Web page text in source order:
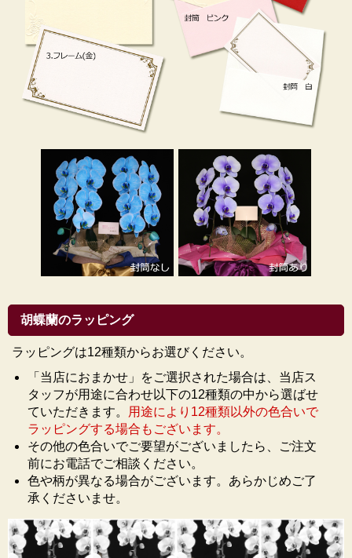
傷める可能性がありますので、お贈り先に直送される
ことをおすすめいたします。
胡蝶蘭のラッピング
ラッピングは12種類からお選びください。
「当店におまかせ」をご選択された場合は、当店ス
タッフが用途に合わせ以下の12種類の中から選ばせ
ていただきます。 用途により12種類以外の色合いで
ラッピングする場合もございます。
その他の色合いでご要望がございましたら、ご注文
前にお電話でご相談ください。
色や柄が異なる場合がございます。あらかじめご了
承くださいませ。